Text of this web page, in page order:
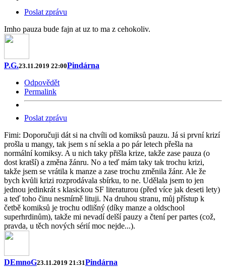
Poslat zprávu
Imho pauza bude fajn at uz to ma z cehokoliv.
P.G.23.11.2019 22:00Pindárna
Odpovědět
Permalink
Poslat zprávu
Fimi: Doporučuji dát si na chvíli od komiksů pauzu. Já si první krizí
prošla u mangy, tak jsem s ní sekla a po pár letech přešla na
normální komiksy. A u nich taky přišla krize, takže zase pauza (o
dost kratší) a změna žánru. No a teď mám taky tak trochu krizi,
takže jsem se vrátila k manze a zase trochu změnila žánr. Ale že
bych kvůli krizi rozprodávala sbírku, to ne. Udělala jsem to jen
jednou jedinkrát s klasickou SF literaturou (před více jak deseti lety)
a teď toho činu nesmírně lituji. Na druhou stranu, můj přístup k
četbě komiksů je trochu odlišný (díky manze a oldschool
superhrdinům), takže mi nevadí delší pauzy a čtení per partes (což,
pravda, u těch nových sérií moc nejde...).
DEmnoG23.11.2019 21:31Pindárna